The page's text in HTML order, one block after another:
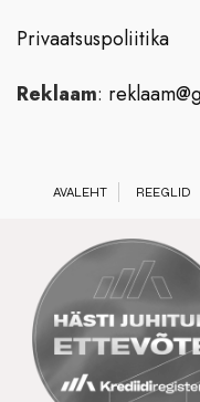
Privaatsuspoliitika
Reklaam:
AVALEHT REEGLID